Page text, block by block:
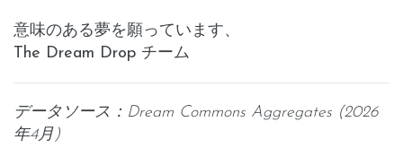
意味のある夢を願っています、
The Dream Drop チーム
データソース：Dream Commons Aggregates (2026
年4月)